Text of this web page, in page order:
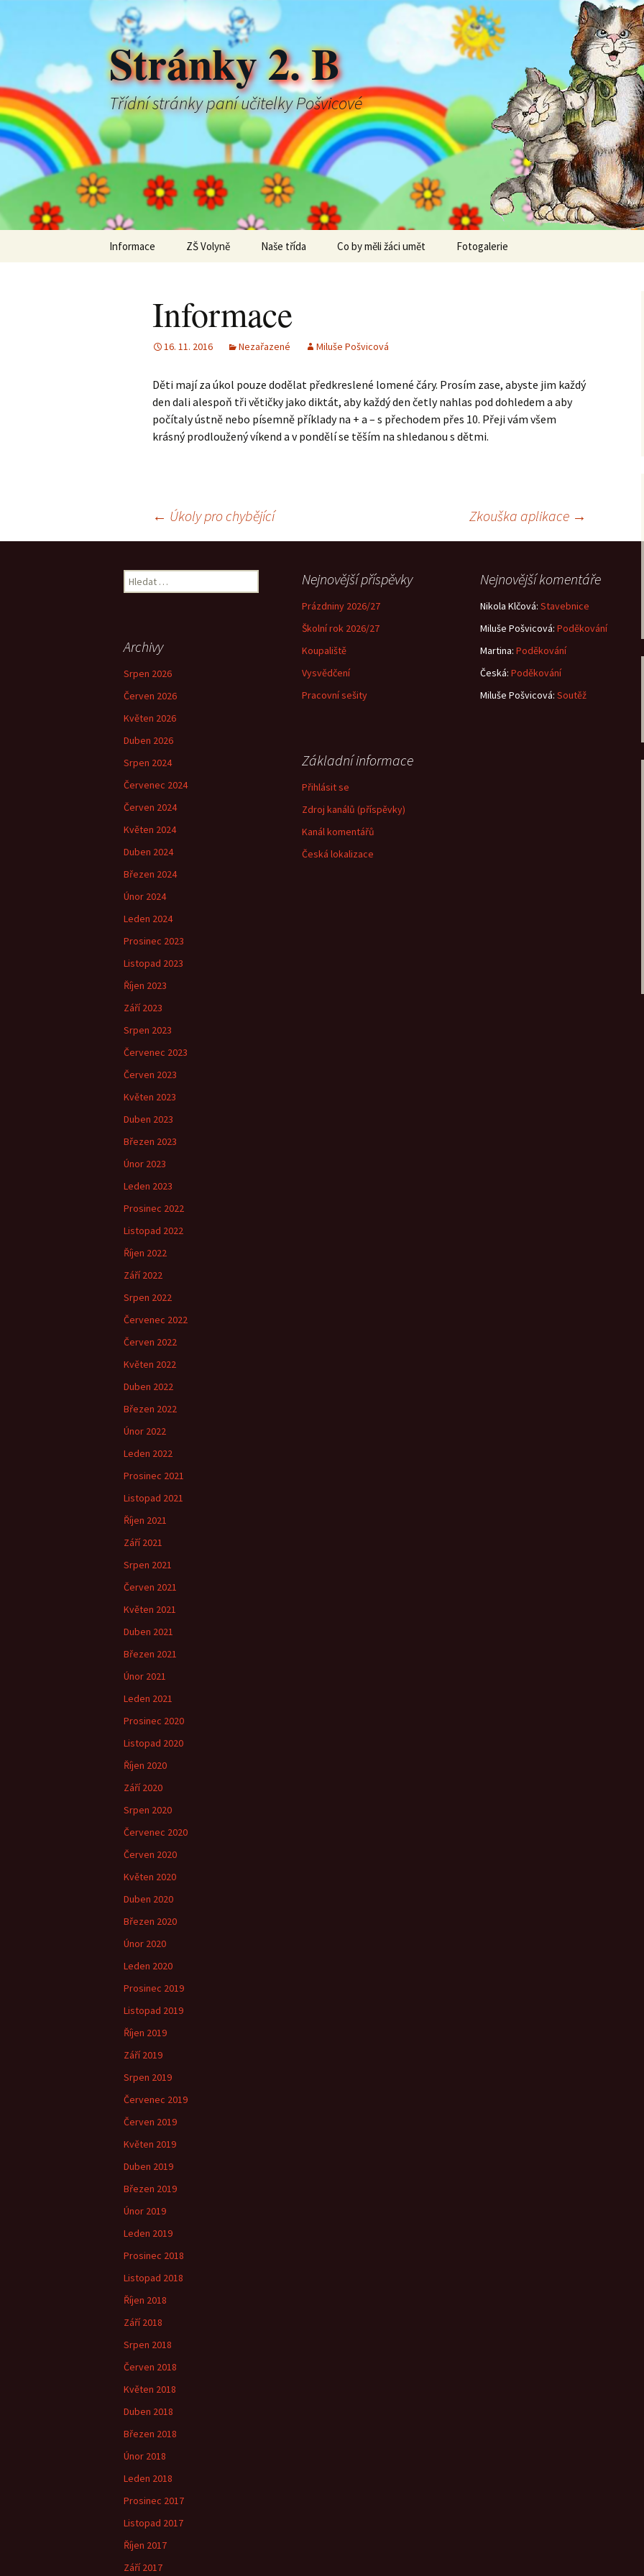
Stránky 2. B
Třídní stránky paní učitelky Pošvicové
Informace ZŠ Volyně Naše třída Co by měli žáci umět Fotogalerie
Informace
16. 11. 2016 Nezařazené Miluše Pošvicová
Děti mají za úkol pouze dodělat předkreslené lomené čáry. Prosím zase, abyste jim každý
den dali alespoň tři větičky jako diktát, aby každý den četly nahlas pod dohledem a aby
počítaly ústně nebo písemně příklady na + a – s přechodem přes 10. Přeji vám všem
krásný prodloužený víkend a v pondělí se těším na shledanou s dětmi.
← Úkoly pro chybějící Zkouška aplikace →
Vyhledávání Nejnovější příspěvky
Prázdniny 2026/27
Školní rok 2026/27
Koupaliště
Vysvědčení
Pracovní sešity
Nejnovější komentáře
Nikola Klčová: Stavebnice
Miluše Pošvicová: Poděkování
Martina: Poděkování
Česká: Poděkování
Miluše Pošvicová: Soutěž
Archivy
Srpen 2026
Červen 2026
Květen 2026
Duben 2026
Srpen 2024
Červenec 2024
Červen 2024
Květen 2024
Duben 2024
Březen 2024
Únor 2024
Leden 2024
Prosinec 2023
Listopad 2023
Říjen 2023
Září 2023
Srpen 2023
Červenec 2023
Červen 2023
Květen 2023
Duben 2023
Březen 2023
Únor 2023
Leden 2023
Prosinec 2022
Listopad 2022
Říjen 2022
Září 2022
Srpen 2022
Červenec 2022
Červen 2022
Květen 2022
Duben 2022
Březen 2022
Únor 2022
Leden 2022
Prosinec 2021
Listopad 2021
Říjen 2021
Září 2021
Srpen 2021
Červen 2021
Květen 2021
Duben 2021
Březen 2021
Únor 2021
Leden 2021
Prosinec 2020
Listopad 2020
Říjen 2020
Září 2020
Srpen 2020
Červenec 2020
Červen 2020
Květen 2020
Duben 2020
Březen 2020
Únor 2020
Leden 2020
Prosinec 2019
Listopad 2019
Říjen 2019
Září 2019
Srpen 2019
Červenec 2019
Červen 2019
Květen 2019
Duben 2019
Březen 2019
Únor 2019
Leden 2019
Prosinec 2018
Listopad 2018
Říjen 2018
Září 2018
Srpen 2018
Červen 2018
Květen 2018
Duben 2018
Březen 2018
Únor 2018
Leden 2018
Prosinec 2017
Listopad 2017
Říjen 2017
Září 2017
Základní informace
Přihlásit se
Zdroj kanálů (příspěvky)
Kanál komentářů
Česká lokalizace